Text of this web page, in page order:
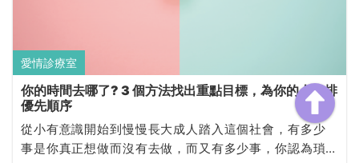
愛情診療室
你的時間去哪了? 3 個方法找出重點目標，為你的人生排
優先順序
從小有意識開始到慢慢長大成人踏入這個社會，有多少
事是你真正想做而沒有去做，而又有多少事，你認為瑣